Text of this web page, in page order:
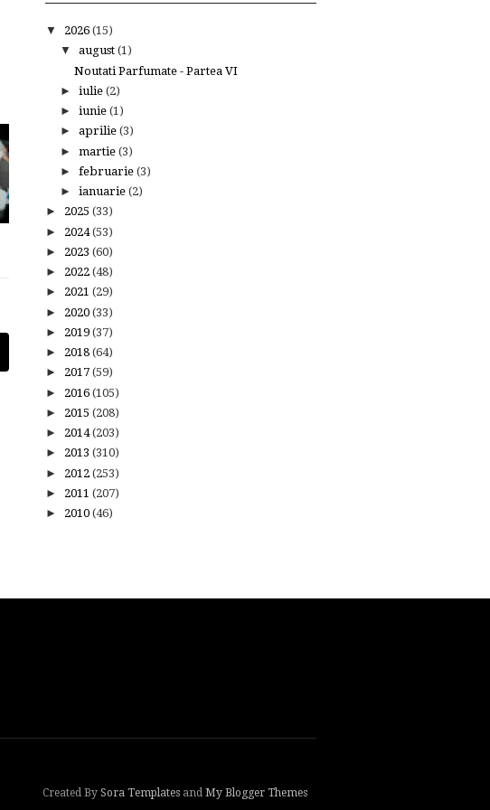
▼ 2026 (15)
▼ august (1)
Noutati Parfumate - Partea VI
► iulie (2)
► iunie (1)
► aprilie (3)
► martie (3)
► februarie (3)
► ianuarie (2)
► 2025 (33)
► 2024(53)
► 2023 (60)
► 2022 (48)
► 2021 (29)
► 2020 (33)
► 2019 (37)
► 2018 (64)
► 2017 (59)
► 2016 (105)
► 2015 (208)
► 2014(203)
► 2013 (310)
► 2012 (253)
► 2011 (207)
► 2010 (46)
Created By Sora Templates and My Blogger Themes